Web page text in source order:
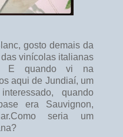
gosto demais da
vinícolas italianas
E quando vi na
aqui de Jundiaí, um
quando
era Sauvignon,
seria um